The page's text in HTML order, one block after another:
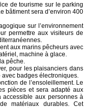
de tourisme sur le parking
bâtiment sera d’environ 400
sur l’environnement
permettre aux visiteurs de
aux marins pêcheurs avec
machine à glace.
pêche.
pour les plaisanciers dans
badges électroniques.
de l’ensoleillement. Le
pièces et sera adapté aux
accessible aux personnes à
matériaux durables. Cet